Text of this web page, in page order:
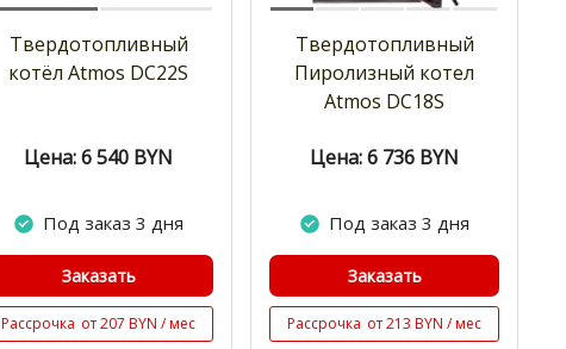
Твердотопливный
котёл Atmos DC22S
Цена: 6 540 BYN
Под заказ 3 дня
Заказать
Рассрочка от 207 BYN / мес
Твердотопливный
Пиролизный котел
Atmos DC18S
Цена: 6 736 BYN
Под заказ 3 дня
Заказать
Рассрочка от 213 BYN / мес